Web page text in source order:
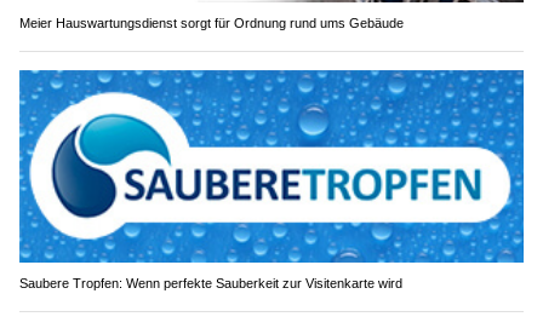
Meier Hauswartungsdienst sorgt für Ordnung rund ums Gebäude
Saubere Tropfen: Wenn perfekte Sauberkeit zur Visitenkarte wird